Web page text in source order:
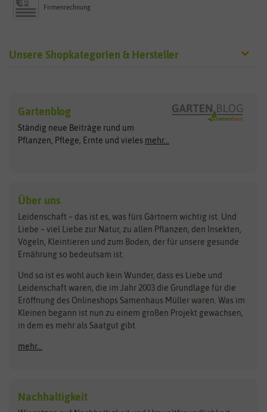
Firmenrechnung
Unsere Shopkategorien & Hersteller
Exotische Samen
Gemüsesamen
Gründünger
Kräutersamen
Obstsamen
Pilzbrut
Rasensamen
Steckzwiebeln
Zimmer & Kübelpflanzen
Kataloge
Schnäppchen
Anzucht & Gartenzubehör
Anzuchtschalen
Heizmatte & Heizkabel
Arche Noah
ASB Greenworld
Benary
Bingenheimer Saatgut
Bionana
BIOWOL
Blumicorn
Bûten Birds
Carl Pabst
Clever Pots
COMPO
Dürr-Samen
Feldsaaten Freudenberger
Fertil
Flora Elite
Gartenblog
Ständig neue Beiträge rund um
Pflanzen, Pflege, Ernte und vieles mehr...
Über uns
Leidenschaft – das ist es, was fürs Gärtnern wichtig ist. Und
Liebe – viel Liebe zur Natur, zu allen Pflanzen, den Insekten,
Vögeln, Kleintieren und zum Boden, der für unsere gesunde
Ernährung so bedeutsam ist.
Und so ist es wohl auch kein Wunder, dass es Liebe und
Leidenschaft waren, die im Jahr 2003 die Grundlage für die
Eröffnung des Onlineshops Samenhaus Müller waren. Was im
Kleinen begann ist nun zu einem großen Projekt gewachsen,
in dem es mehr als Saatgut gibt.
mehr...
Nachhaltigkeit